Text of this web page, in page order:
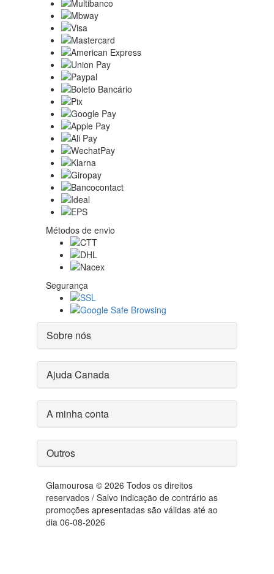
Métodos de envio
Segurança
Sobre nós
Ajuda Canada
A minha conta
Outros
Glamourosa © 2026 Todos os direitos
reservados / Salvo indicação de contrário as
promoções apresentadas são válidas até ao
dia 06-08-2026